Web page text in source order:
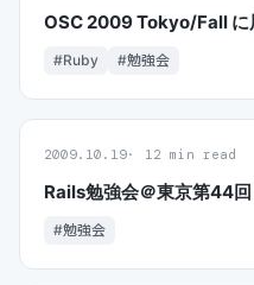
OSC 2009 Tokyo/Fall に
#Ruby #勉強会
2009.10.19 12 min read
Rails勉強会＠東京第44回
#勉強会